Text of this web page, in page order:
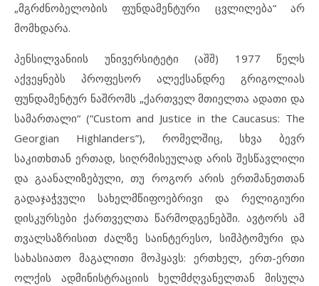
„მგრძნობელობის ფუნდამენტური ცვლილება“ არ
მომხდარა.
პენსილვანიის უნივერსიტეტი (აშშ) 1977 წელს
აქვეყნებს პროფესორ ალექსანდრე გრიგოლიას
ფუნდამენტურ ნაშრომს „ქართველ მთიელთა ადათი და
სამართალი“ (“Custom and Justice in the Caucasus: The
Georgian Highlanders”), რომელშიც, სხვა ბევრ
საკითხთან ერთად, სიღრმისეულად არის შესწავლილი
და გაანალიზებული, თუ როგორ არის ერთმანეთთან
გადაჯაჭვული სახელმწიფოებრივი და რელიგიური
დისკურსები ქართველთა წარმოდგენებში. ავტორს ამ
თვალსაზრისით ძალზე საინტერესო, სიმპტომური და
სახასიათო მაგალითი მოჰყავს: ერთხელ, ერთ-ერთი
ოლქის ადმინისტრაციის ხელმძღვანელთან მისულა